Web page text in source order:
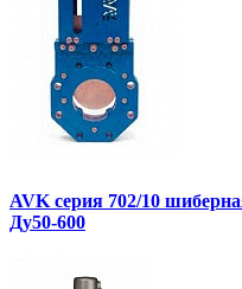
AVK серия 702/10
Ду50-600